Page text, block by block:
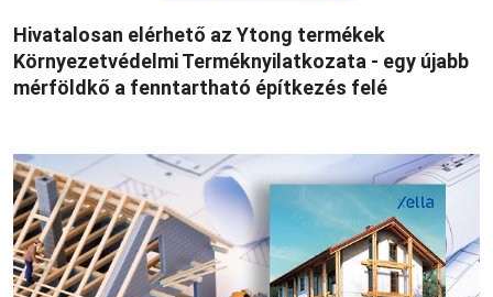
Hivatalosan elérhető az Ytong termékek
Környezetvédelmi Terméknyilatkozata - egy újabb
mérföldkő a fenntartható építkezés felé